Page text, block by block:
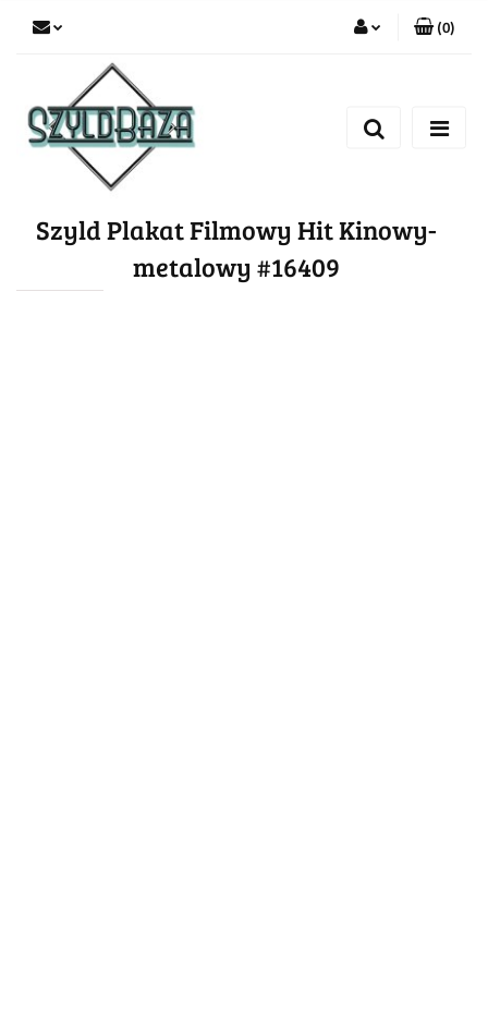
Zarejestruj się
(0)
Szyld Plakat Filmowy Hit Kinowy-
metalowy #16409